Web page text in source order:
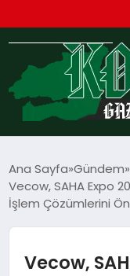
TEKNOLOJI
Ana Sayfa Gündem
Vecow, SAHA Expo
İşlem Çözümlerini
Vecow,